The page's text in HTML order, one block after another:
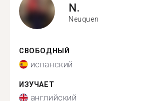
N.
Neuquen
СВОБОДНЫЙ
испанский
ИЗУЧАЕТ
английский